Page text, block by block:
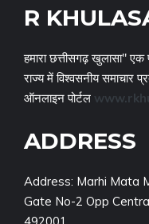
R
हमारा छत्तीसगढ़ खुलासा"
राज्य में विश्वसनीय समाचार
ऑनलाइन पोर्टल
ADDRESS
Address: Marhi Mata
Gate No-2 Opp